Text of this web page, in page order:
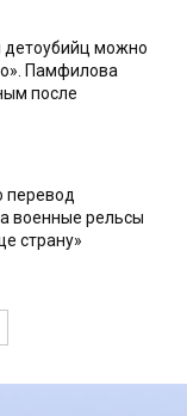
детоубийц можно
Памфилова
после
перевод
военные рельсы
страну»